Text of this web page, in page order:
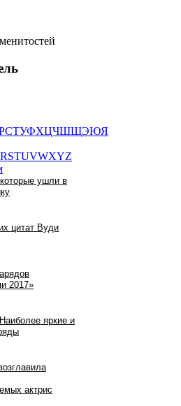
СТУФХЦЧШЩЭЮЯ
RSTUVWXYZ